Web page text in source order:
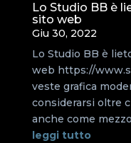
Lo Studio BB è
sito web
Giu 30, 2022
Lo Studio BB è
web https://
veste grafica
considerarsi oltre
anche come
leggi tutto